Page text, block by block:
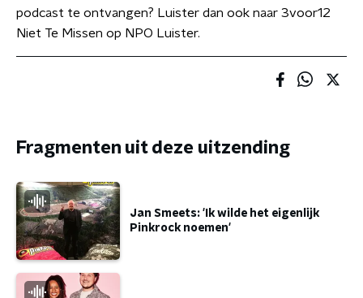
podcast te ontvangen? Luister dan ook naar 3voor12
Niet Te Missen op NPO Luister.
Fragmenten uit deze uitzending
Jan Smeets: 'Ik wilde het eigenlijk
Pinkrock noemen'